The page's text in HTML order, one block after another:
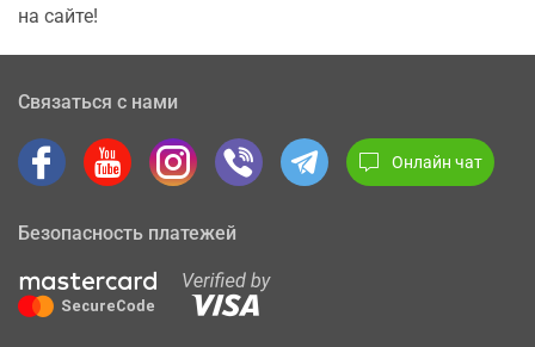
на сайте!
Связаться с нами
Онлайн чат
Безопасность платежей